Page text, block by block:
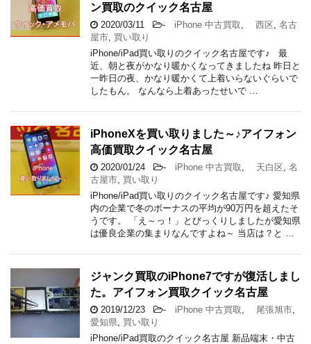
ン買取のクイック名古屋
2020/03/11 - iPhone 中古買取 西区 名古
屋市 買い取り
iPhone/iPad買い取りのクイック名古屋です♪ 最
近、朝と夜がかなり暖かくなってきましたね 昨日と
一昨日の夜、かなり暖かくて上着いらないぐらいで
したもん。 なんなら上着あったせいで …
iPhoneXを買い取りました～♪アイフォン
高価買取クイック名古屋
2020/01/24 - iPhone 中古買取 天白区 名
古屋市 買い取り
iPhone/iPad買い取りのクイック名古屋です♪ 愛知県
内の企業で冬のボーナスの平均が90万円を超えたそ
うです。 「え～っ！」とびっくりしましたが愛知県
は優良企業の集まりなんですよね～ 当店は？と …
ジャンク買取のiPhone7ですが復活しまし
た。アイフォン買取クイック名古屋
2019/12/23 - iPhone 中古買取 尾張旭市
愛知県
買い取り
iPhone/iPad買取のクイック名古屋 新品端末・中古